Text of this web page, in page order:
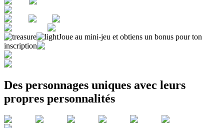
Joue au mini-jeu et obtiens un bonus pour ton
inscription
Des personnages uniques avec leurs
propres personnalités